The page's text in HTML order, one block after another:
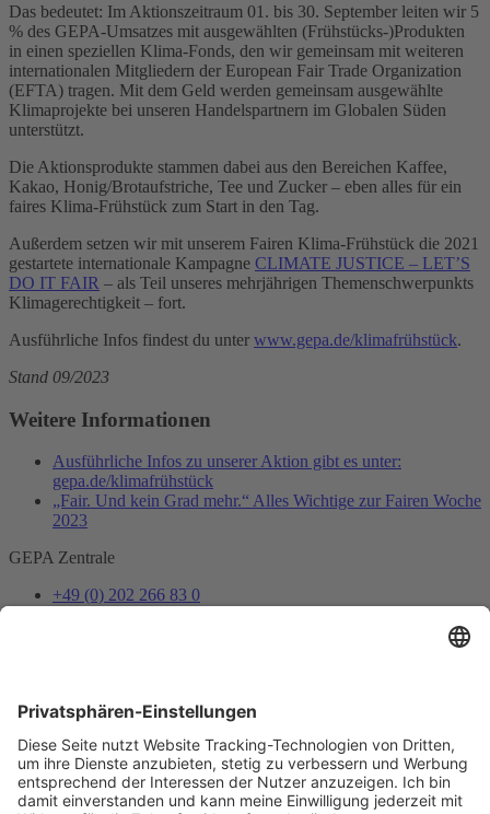
Das bedeutet: Im Aktionszeitraum 01. bis 30. September leiten wir 5
% des GEPA-Umsatzes mit ausgewählten (Frühstücks-)Produkten
in einen speziellen Klima-Fonds, den wir gemeinsam mit weiteren
internationalen Mitgliedern der European Fair Trade Organization
(EFTA) tragen. Mit dem Geld werden gemeinsam ausgewählte
Klimaprojekte bei unseren Handelspartnern im Globalen Süden
unterstützt.
Die Aktionsprodukte stammen dabei aus den Bereichen Kaffee,
Kakao, Honig/Brotaufstriche, Tee und Zucker – eben alles für ein
faires Klima-Frühstück zum Start in den Tag.
Außerdem setzen wir mit unserem Fairen Klima-Frühstück die 2021
gestartete internationale Kampagne CLIMATE JUSTICE – LET’S
DO IT FAIR – als Teil unseres mehrjährigen Themenschwerpunkts
Klimagerechtigkeit – fort.
Ausführliche Infos findest du unter www.gepa.de/klimafrühstück.
Stand 09/2023
Weitere Informationen
Ausführliche Infos zu unserer Aktion gibt es unter:
gepa.de/klimafrühstück
„Fair. Und kein Grad mehr.“ Alles Wichtige zur Fairen Woche
2023
GEPA Zentrale
+49 (0) 202 266 83 0
Jetzt abonnieren